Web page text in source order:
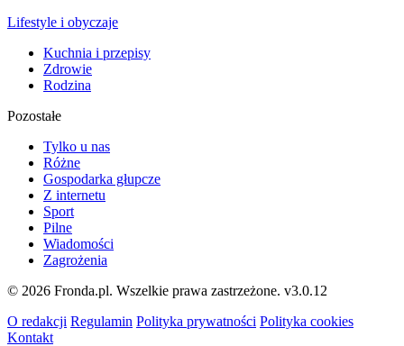
Lifestyle i obyczaje
Kuchnia i przepisy
Zdrowie
Rodzina
Pozostałe
Tylko u nas
Różne
Gospodarka głupcze
Z internetu
Sport
Pilne
Wiadomości
Zagrożenia
© 2026 Fronda.pl. Wszelkie prawa zastrzeżone. v3.0.12
O redakcji Regulamin Polityka prywatności Polityka cookies
Kontakt